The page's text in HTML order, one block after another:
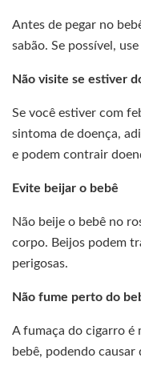
Antes de pegar no
sabão. Se possível,
Não visite se estiver
Se você estiver com
sintoma de doença,
e podem contrair
Evite beijar o bebê
Não beije o bebê no
corpo. Beijos podem
perigosas.
Não fume perto do
A fumaça do cigarro é
bebê, podendo causar